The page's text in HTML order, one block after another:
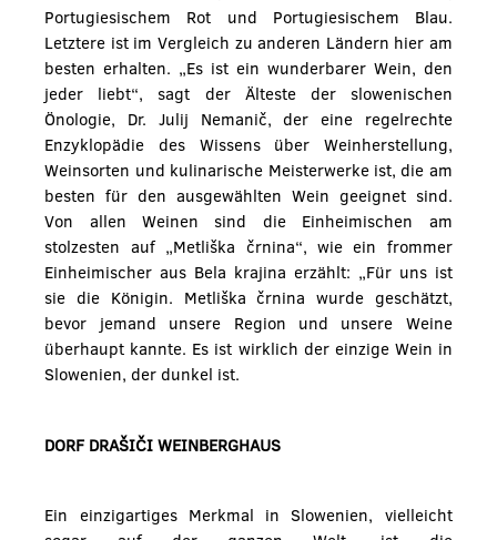
Portugiesischem Rot und Portugiesischem Blau.
Letztere ist im Vergleich zu anderen Ländern hier am
besten erhalten. „Es ist ein wunderbarer Wein, den
jeder liebt“, sagt der Älteste der slowenischen
Önologie, Dr. Julij Nemanič, der eine regelrechte
Enzyklopädie des Wissens über Weinherstellung,
Weinsorten und kulinarische Meisterwerke ist, die am
besten für den ausgewählten Wein geeignet sind.
Von allen Weinen sind die Einheimischen am
stolzesten auf „Metliška črnina“, wie ein frommer
Einheimischer aus Bela krajina erzählt: „Für uns ist
sie die Königin. Metliška črnina wurde geschätzt,
bevor jemand unsere Region und unsere Weine
überhaupt kannte. Es ist wirklich der einzige Wein in
Slowenien, der dunkel ist.
DORF DRAŠIČI WEINBERGHAUS
Ein einzigartiges Merkmal in Slowenien, vielleicht